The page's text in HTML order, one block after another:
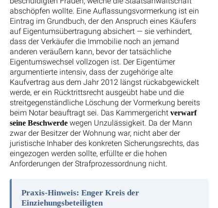
abschöpfen wollte. Eine Auflassungsvormerkung ist ein
Eintrag im Grundbuch, der den Anspruch eines Käufers
auf Eigentumsübertragung absichert — sie verhindert,
dass der Verkäufer die Immobilie noch an jemand
anderen veräußern kann, bevor der tatsächliche
Eigentumswechsel vollzogen ist. Der Eigentümer
argumentierte intensiv, dass der zugehörige alte
Kaufvertrag aus dem Jahr 2012 längst rückabgewickelt
werde, er ein Rücktrittsrecht ausgeübt habe und die
streitgegenständliche Löschung der Vormerkung bereits
beim Notar beauftragt sei. Das Kammergericht verwarf
seine Beschwerde wegen Unzulässigkeit. Da der Mann
zwar der Besitzer der Wohnung war, nicht aber der
juristische Inhaber des konkreten Sicherungsrechts, das
eingezogen werden sollte, erfüllte er die hohen
Anforderungen der Strafprozessordnung nicht.
Praxis-Hinweis: Enger Kreis der
Einziehungsbeteiligten